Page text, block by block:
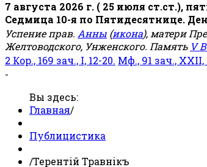
7 августа 2026 г. ( 25 июля ст.ст.),
Седмица 10-я по Пятидесятнице.
Успение прав. Анны (икона), матери
Желтоводского, Унженского. Память V
2 Кор., 169 зач., I, 12-20. Мф., 91 зач., XXII,
-
Вы здесь:
Главная/
Публицистика
/Терентiй Травнiкъ